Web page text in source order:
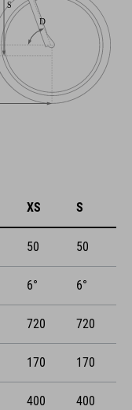
XS S
50 50
6° 6°
720 720
170 170
400 400